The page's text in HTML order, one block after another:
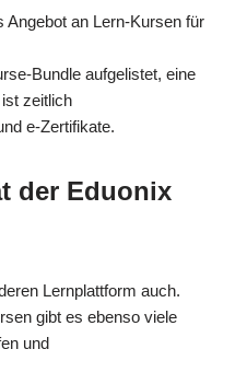
Angebot an Lern-Kursen für
Bundle aufgelistet, eine
zeitlich
e-Zertifikate.
der Eduonix
Lernplattform auch.
gibt es ebenso viele
und